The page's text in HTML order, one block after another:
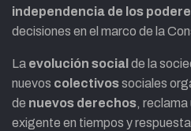
independencia de los
decisiones en el marco de la
La evolución social de la
nuevos colectivossociales
de nuevos derechos, reclama
exigente en tiempos y